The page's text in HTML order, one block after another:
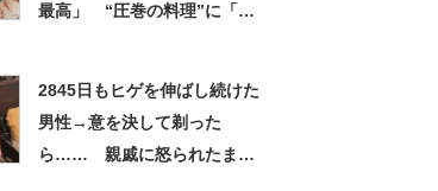
最高」 “圧巻の料理”に「う
2845日もヒゲを伸ばし続けた
男性→意を決して剃った
ら…… 親戚に怒られたまさ